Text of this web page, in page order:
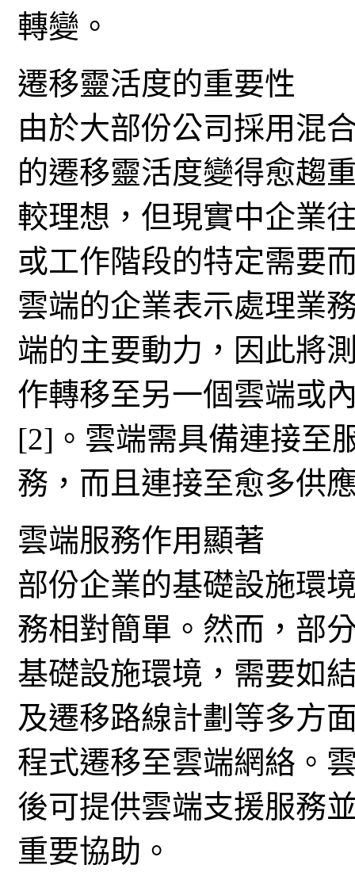
轉變。
遷移靈活度的重要性
由於大部份公司採用混
的遷移靈活度變得愈趨
較理想，但現實中企業
或工作階段的特定需要
雲端的企業表示處理業
端的主要動力，因此將
作轉移至另一個雲端或
[2]。雲端需具備連接至
務，而且連接至愈多供
雲端服務作用顯著
部份企業的基礎設施環
務相對簡單。然而，部
基礎設施環境，需要如
及遷移路線計劃等多方
程式遷移至雲端網絡。
後可提供雲端支援服務
重要協助。